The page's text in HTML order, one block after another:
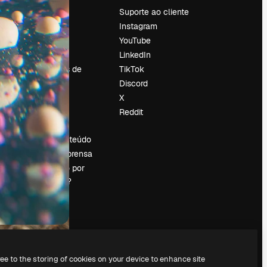
Preços
Sobre nós
Reviews
Emprego
Tendências de
pesquisa
Blog
Eventos
Slidesgo
Vender conteúdo
Sala de imprensa
Procurando por
magnific.ai?
Suporte ao cliente
Instagram
YouTube
LinkedIn
TikTok
Discord
X
Reddit
to the storing of cookies on your device to enhance site